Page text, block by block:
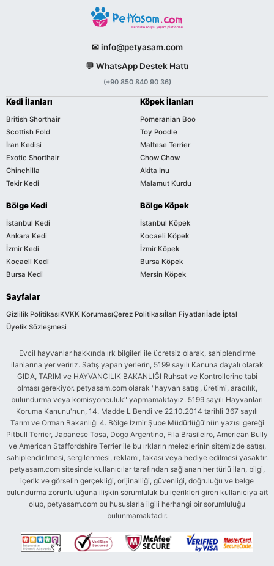
✉ info@petyasam.com
💬 WhatsApp Destek Hattı
(+90 850 840 90 36)
Kedi İlanları
British Shorthair
Scottish Fold
İran Kedisi
Exotic Shorthair
Chinchilla
Tekir Kedi
Köpek İlanları
Pomeranian Boo
Toy Poodle
Maltese Terrier
Chow Chow
Akita Inu
Malamut Kurdu
Bölge Kedi
İstanbul Kedi
Ankara Kedi
İzmir Kedi
Kocaeli Kedi
Bursa Kedi
Bölge Köpek
İstanbul Köpek
Kocaeli Köpek
İzmir Köpek
Bursa Köpek
Mersin Köpek
Sayfalar
Gizlilik PolitikasıKVKK KorumasıÇerez Politikasıİlan Fiyatlarıİade İptal
Üyelik Sözleşmesi
Evcil hayvanlar hakkında ırk bilgileri ile ücretsiz olarak, sahiplendirme
ilanlarına yer veririz. Satış yapan yerlerin, 5199 sayılı Kanuna dayalı olarak
GIDA, TARIM ve HAYVANCILIK BAKANLIĞI Ruhsat ve Kontrollerine tabi
olması gerekiyor. petyasam.com olarak "hayvan satışı, üretimi, aracılık,
bulundurma veya komisyonculuk" yapmamaktayız. 5199 sayılı Hayvanları
Koruma Kanunu'nun, 14. Madde L Bendi ve 22.10.2014 tarihli 367 sayılı
Tarım ve Orman Bakanlığı 4. Bölge İzmir Şube Müdürlüğü'nün yazısı gereği
Pitbull Terrier, Japanese Tosa, Dogo Argentino, Fila Brasileiro, American Bully
ve American Staffordshire Terrier ile bu ırkların melezlerinin sitemizde satışı,
sahiplendirilmesi, sergilenmesi, reklamı, takası veya hediye edilmesi yasaktır.
petyasam.com sitesinde kullanıcılar tarafından sağlanan her türlü ilan, bilgi,
içerik ve görselin gerçekliği, orijinalliği, güvenliği, doğruluğu ve belge
bulundurma zorunluluğuna ilişkin sorumluluk bu içerikleri giren kullanıcıya ait
olup, petyasam.com bu hususlarla ilgili herhangi bir sorumluluğu
bulunmamaktadır.